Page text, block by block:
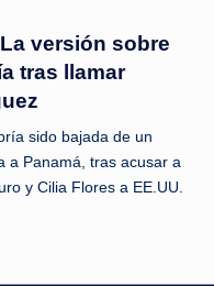
versión sobre
tras llamar
sido bajada de un
a Panamá, tras acusar a
y Cilia Flores a EE.UU.